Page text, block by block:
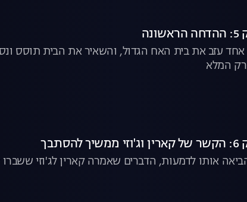
אחד עזב את בית האח הגדול, והשאיר את הבית תוסס
המלא
אותו לדמעות, הדברים שאמרה קארין לג'וזי